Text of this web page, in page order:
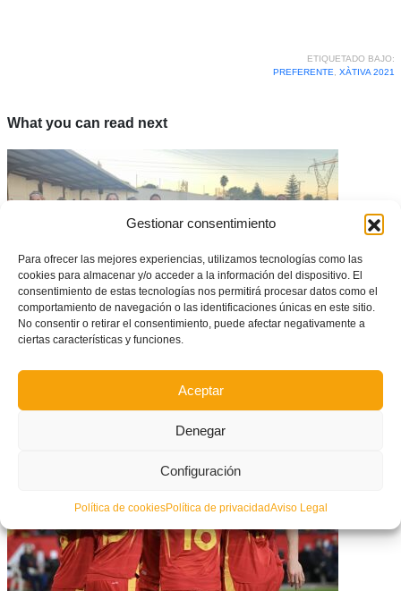
Gestionar consentimiento
Para ofrecer las mejores experiencias, utilizamos tecnologías como las
cookies para almacenar y/o acceder a la información del dispositivo. El
consentimiento de estas tecnologías nos permitirá procesar datos como el
comportamiento de navegación o las identificaciones únicas en este sitio.
No consentir o retirar el consentimiento, puede afectar negativamente a
ciertas características y funciones.
Aceptar
Denegar
Configuración
Política de cookiesPolítica de privacidadAviso Legal
ETIQUETADO BAJO:
PREFERENTE
XÀTIVA 2021
What you can read next
Tarde de trabajo intenso para las Selecciones Valenta de fútbol en